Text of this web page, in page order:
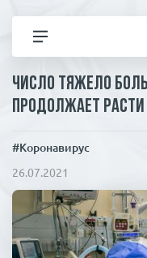
Все новости
Экономика
Число тяжело
продолжает расти
#Коронавирус
26.07.2021